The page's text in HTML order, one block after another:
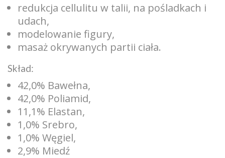
redukcja cellulitu w talii, na pośladkach i
udach,
modelowanie figury,
masaż okrywanych partii ciała.
Skład:
42,0% Bawełna,
42,0% Poliamid,
11,1% Elastan,
1,0% Srebro,
1,0% Węgiel,
2,9% Miedź